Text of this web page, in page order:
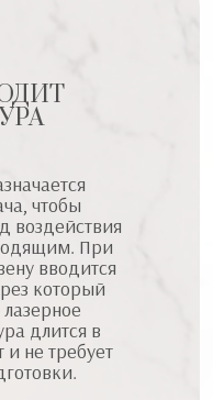
чтобы
воздействия
При
вводится
который
длится в
не требует